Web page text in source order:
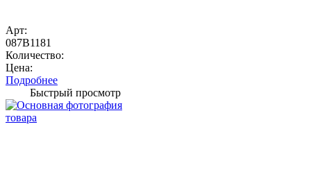
Арт:
087B1181
Количество:
Цена:
Подробнее
Быстрый просмотр